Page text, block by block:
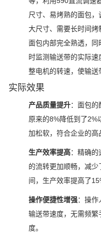
尺寸、易烤熟的面包
大尺寸、需要长时间
面包内部完全熟透，
时监测输送带的实际
整电机的转速，使输送
实际效果
产品质量提升：面包的
原来的8%降低到了2%
加松软，符合企业的高
生产效率提高：精确
的流转更加顺畅，减
间，生产效率提高了
操作便捷性增强：操作
输送带速度，无需频
度。